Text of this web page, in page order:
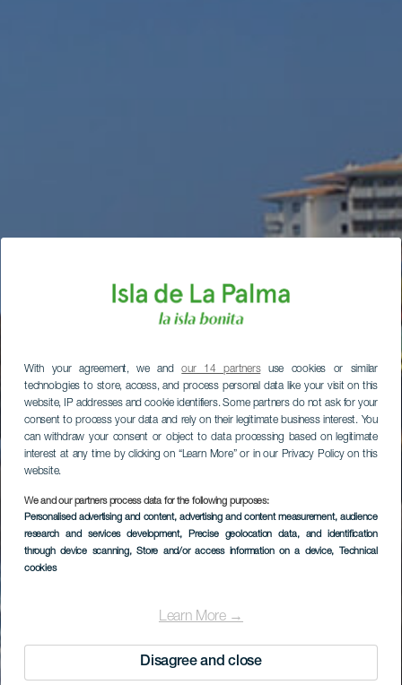
With your agreement, we andour 14 partnersuse cookies or similar
technologies to store, access, and process personal data like your visit on this
website, IP addresses and cookie identifiers. Some partners do not ask for your
consent to process your data and rely on their legitimate business interest. You
can withdraw your consent or object to data processing based on legitimate
interest at any time by clicking on “Learn More” or in our Privacy Policy on this
website.
We and our partners process data for the following purposes:
Personalised advertising and content, advertising and content measurement, audience
research and services development, Precise geolocation data, and identification
through device scanning, Store and/or access information on a device, Technical
cookies
Learn More →
Disagree and close